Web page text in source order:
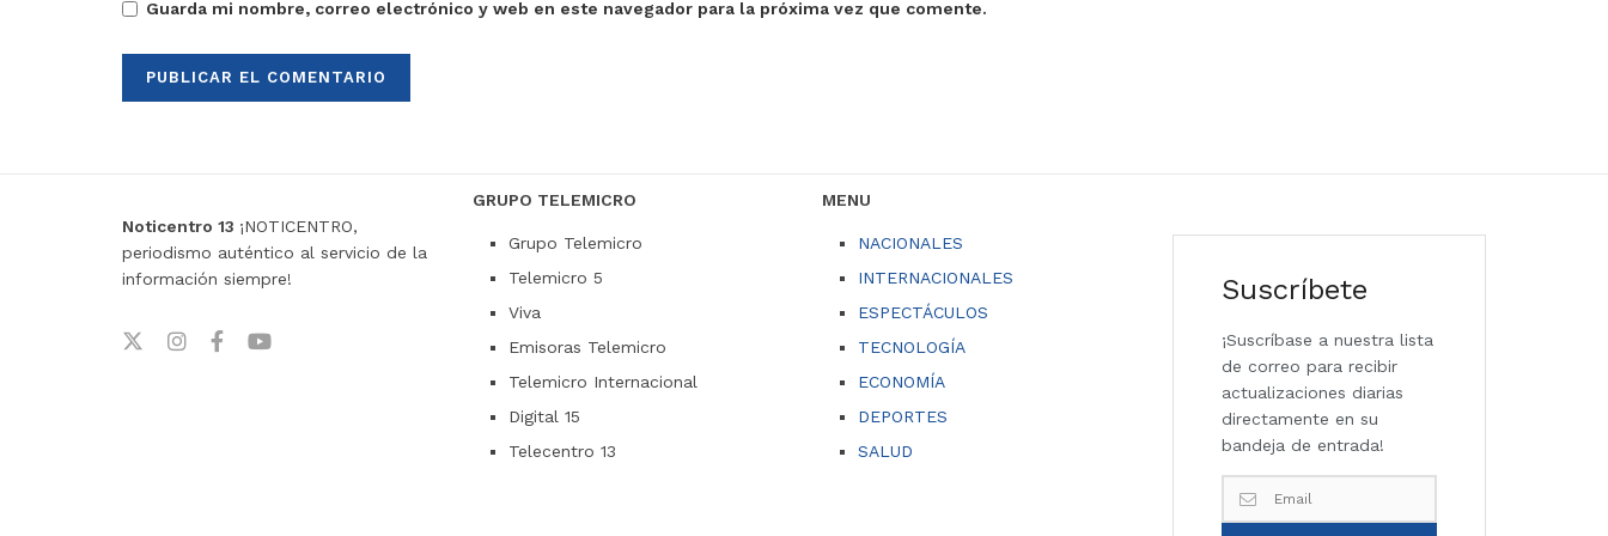
Guarda mi nombre, correo electrónico y web en este navegador para la próxima vez que comente.
Noticentro 13 ¡NOTICENTRO,
periodismo auténtico al servicio de la
información siempre!
GRUPO TELEMICRO
Grupo Telemicro
Telemicro 5
Viva
Emisoras Telemicro
Telemicro Internacional
Digital 15
Telecentro 13
MENU
NACIONALES
INTERNACIONALES
ESPECTÁCULOS
TECNOLOGÍA
ECONOMÍA
DEPORTES
SALUD
Suscríbete
¡Suscríbase a nuestra lista
de correo para recibir
actualizaciones diarias
directamente en su
bandeja de entrada!